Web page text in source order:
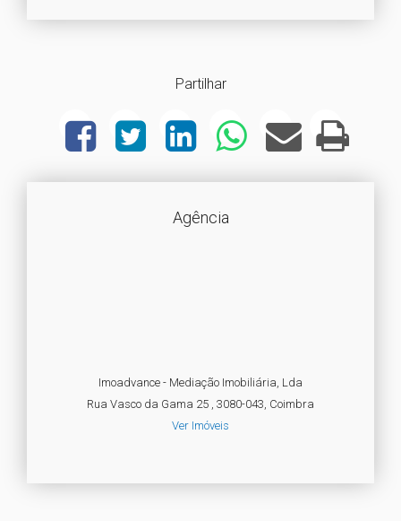
Partilhar
Agência
Imoadvance - Mediação Imobiliária, Lda
Rua Vasco da Gama 25 , 3080-043, Coimbra
Ver Imóveis